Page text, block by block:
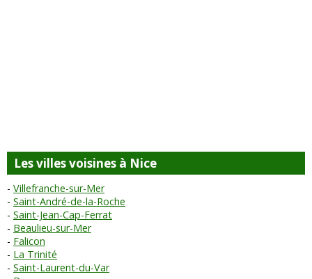
Les villes voisines à Nice
Villefranche-sur-Mer
Saint-André-de-la-Roche
Saint-Jean-Cap-Ferrat
Beaulieu-sur-Mer
Falicon
La Trinité
Saint-Laurent-du-Var